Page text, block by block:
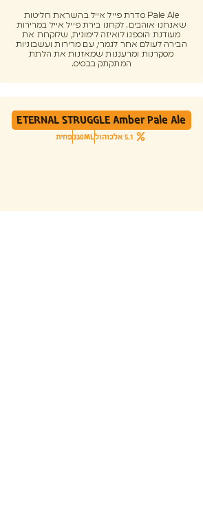
Pale Ale סדרת פייל אייל בהשראת חליטות
שאנחנו אוהבים. לקחנו בירת פייל אייל במרירות
מעודנת הוספנו לואיזה לימונית, שלוקחת את
הבירה לעולם אחר לגמרי, עם מרירות ועשבוניות
מסקרנות ומרעננות שמאזנות את הלתת
המתקתק בבסיס.
ETERNAL STRUGGLE Amber Pale Ale
5.1 אלכוהול 330MLפחית